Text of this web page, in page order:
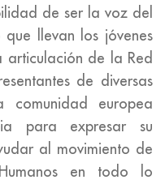
de ser la voz del
llevan los jóvenes
articulación de la Red
de diversas
europea
para expresar su
al movimiento de
en todo lo